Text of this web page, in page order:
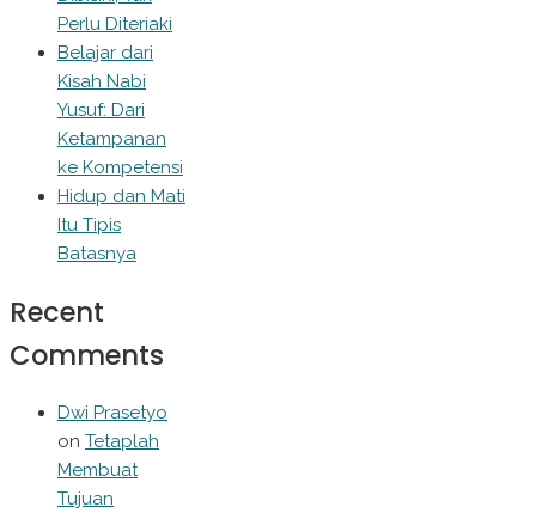
Perlu Diteriaki
Belajar dari
Kisah Nabi
Yusuf: Dari
Ketampanan
ke Kompetensi
Hidup dan Mati
Itu Tipis
Batasnya
Recent
Comments
Dwi Prasetyo
on Tetaplah
Membuat
Tujuan